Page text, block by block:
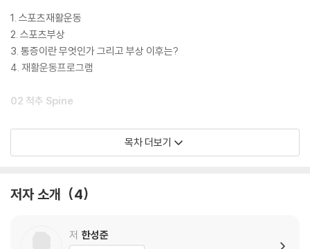
1. 스포츠재활운동
2. 스포츠부상
3. 통증이란 무엇인가 그리고 부상 이후는?
4. 재활운동프로그램
02 척추 Spine
1. 척추 부상 종류 및 발생 메커니즘, 증상
5. 보강운동
목차 더보기
저자 소개 4
저 한성준